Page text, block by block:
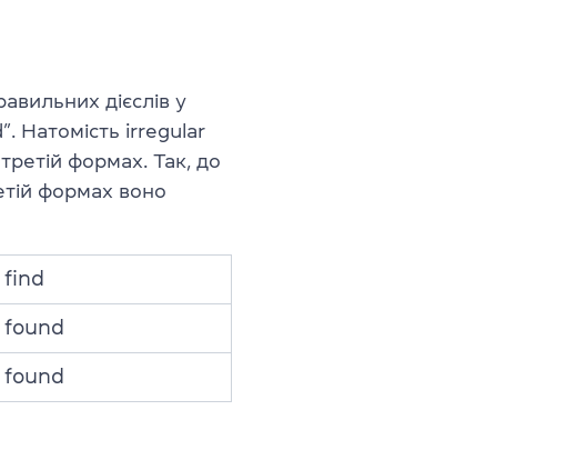
дієслів у
Натомість irregular
формах. Так, до
формах воно
find
found
found